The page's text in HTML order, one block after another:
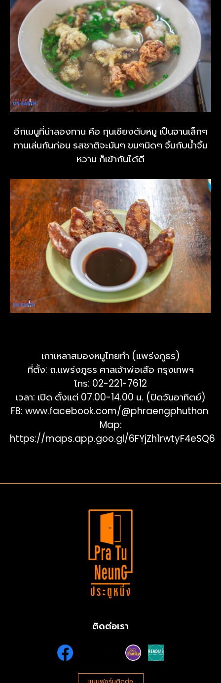
อีกเมนูที่น่าลองทาน คือ กุนเชียงตับหมู เป็นจานเล็กๆ
ทานเล่นกันก่อน รสชาติจะมันๆ ขมๆนิดๆ จิ้มกับน้ำจิ้ม
หวาน ก็เข้ากันได้ดี
เกาเหลาสมองหมูไทยทำ (แพร่งภูธร)
ที่ตั้ง: ถ.แพร่งภูธร ศาลเจ้าพ่อเสือ กรุงเทพฯ
โทร: 02-221-7612
เวลา: เปิด ตั้งแต่ 07.00-14.00 น. (ปิดวันอาทิตย์)
FB: www.facebook.com/@phraengphuthon
Map:
https://maps.app.goo.gl/6FYjZh1rwtyF4eSQ6
ติดต่อเรา